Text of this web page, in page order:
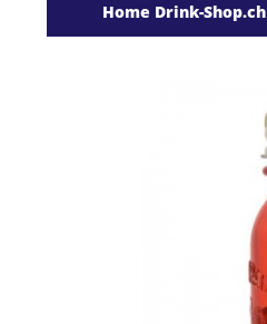
Home Drink-Shop.ch